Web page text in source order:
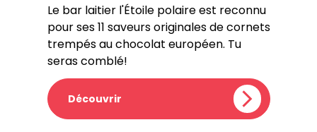
Le bar laitier l'Étoile polaire est reconnu
pour ses 11 saveurs originales de cornets
trempés au chocolat européen. Tu
seras comblé!
Découvrir